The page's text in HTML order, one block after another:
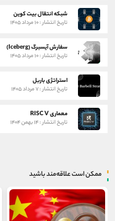
شبکه انتقال بیت کوین
تاریخ انتشار : ۱۰ مرداد ۱۴۰۵
سفارش آیسبرگ (Iceberg)
تاریخ انتشار : ۱۰ مرداد ۱۴۰۵
استراتژی باربل
تاریخ انتشار : ۷ مرداد ۱۴۰۵
معماری RISC V
تاریخ انتشار : ۱۴ بهمن ۱۴۰۴
ممکن است علاقه‌مند باشید